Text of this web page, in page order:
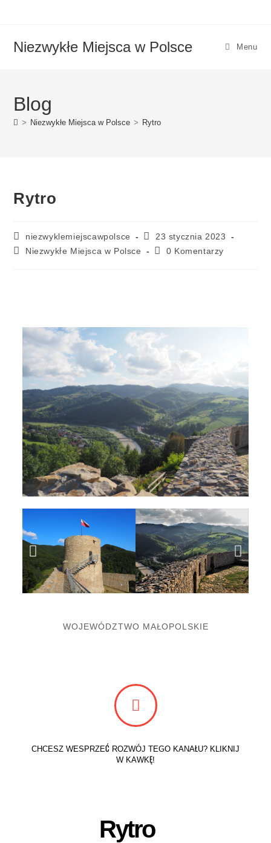
Niezwykłe Miejsca w Polsce Menu
Blog
> Niezwykłe Miejsca w Polsce > Rytro
Rytro
niezwyklemiejscawpolsce
23 stycznia 2023
Niezwykłe Miejsca w Polsce
0 Komentarzy
WOJEWÓDZTWO MAŁOPOLSKIE
Rytro
CHCESZ WESPRZEĆ ROZWÓJ TEGO KANAŁU? KLIKNIJ
W KAWKĘ!